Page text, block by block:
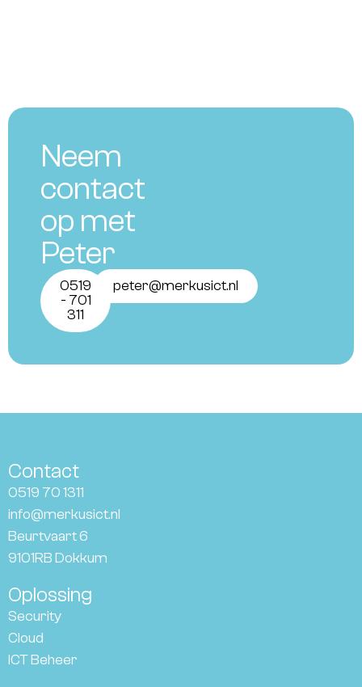
Neem
contact
op met
Peter
0519
- 701
311
peter@merkusict.nl
Contact
0519 70 1311
info@merkusict.nl
Beurtvaart 6
9101RB Dokkum
Oplossing
Security
Cloud
ICT Beheer